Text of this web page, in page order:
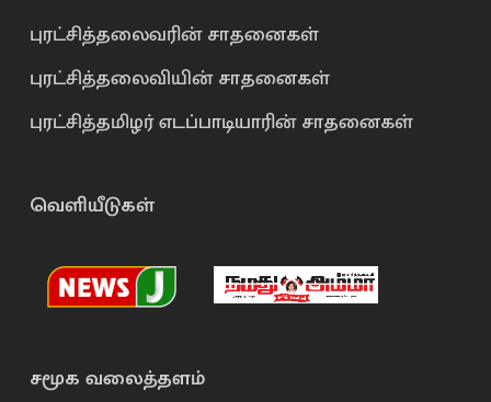
புரட்சித்தலைவரின் சாதனைகள்
புரட்சித்தலைவியின் சாதனைகள்
புரட்சித்தமிழர் எடப்பாடியாரின் சாதனைகள்
வெளியீடுகள்
சமூக வலைத்தளம்